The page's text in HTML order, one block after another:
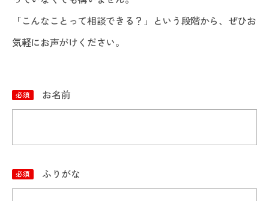
「こんなことって相談できる？」という段階から、ぜひお
気軽にお声がけください。
お名前
ふりがな